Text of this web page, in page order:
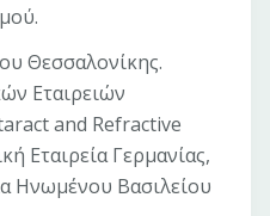
Θεσσαλονίκης.
Εταιρειών
and Refractive
Εταιρεία Γερμανίας,
Ηνωμένου Βασιλείου